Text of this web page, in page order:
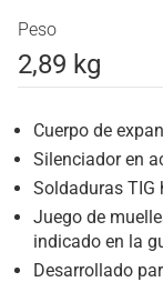
Peso
2,89 kg
Cuerpo de
Silenciador en
Soldaduras TIG
Juego de
indicado en la
Desarrollado